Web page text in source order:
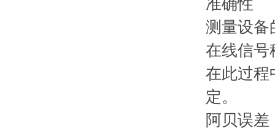
准确性
测量设备
在线信号
在此过程
定。
阿贝误差